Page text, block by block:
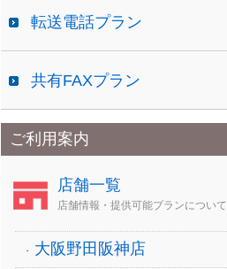
転送電話プラン
共有FAXプラン
ご利用案内
店舗一覧
店舗情報・提供可能プランについて
大阪野田阪神店